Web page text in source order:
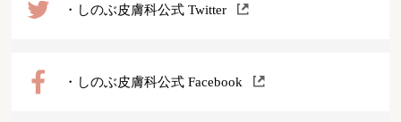
・しのぶ皮膚科公式 Twitter
・しのぶ皮膚科公式 Facebook